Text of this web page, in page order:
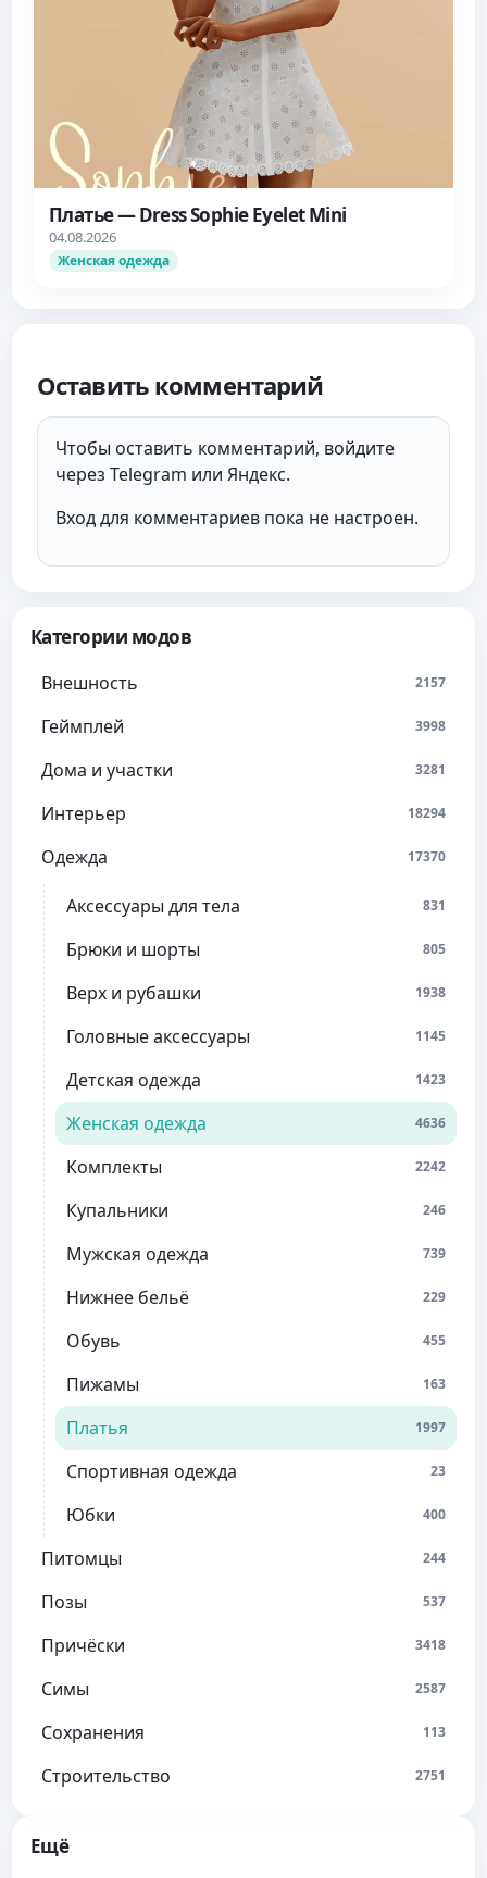
Категории модов
Внешность 2157
Геймплей 3998
Дома и участки 3281
Интерьер 18294
Одежда 17370
Аксессуары для тела 831
Брюки и шорты 805
Верх и рубашки 1938
Головные аксессуары 1145
Детская одежда 1423
Женская одежда 4636
Комплекты 2242
Купальники 246
Мужская одежда 739
Нижнее бельё 229
Обувь 455
Пижамы 163
Платья 1997
Спортивная одежда 23
Юбки 400
Питомцы 244
Позы 537
Причёски 3418
Симы 2587
Сохранения 113
Строительство 2751
Ещё
Платье — Dress Sophie Eyelet Mini
04.08.2026
Женская одежда
Оставить комментарий
Чтобы оставить комментарий, войдите
через Telegram или Яндекс.
Вход для комментариев пока не настроен.